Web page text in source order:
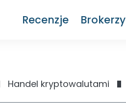
Recenzje Brokerzy
Handel kryptowalutami